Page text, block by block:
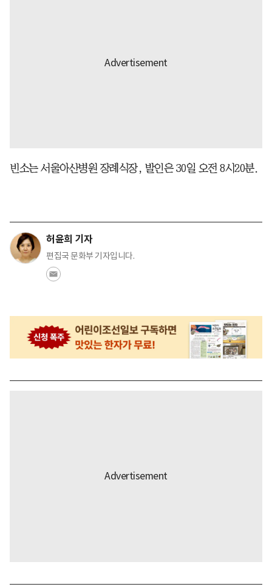
빈소는 서울아산병원 장례식장, 발인은 30일 오전 8시20분.
허윤희 기자
편집국 문화부 기자입니다.